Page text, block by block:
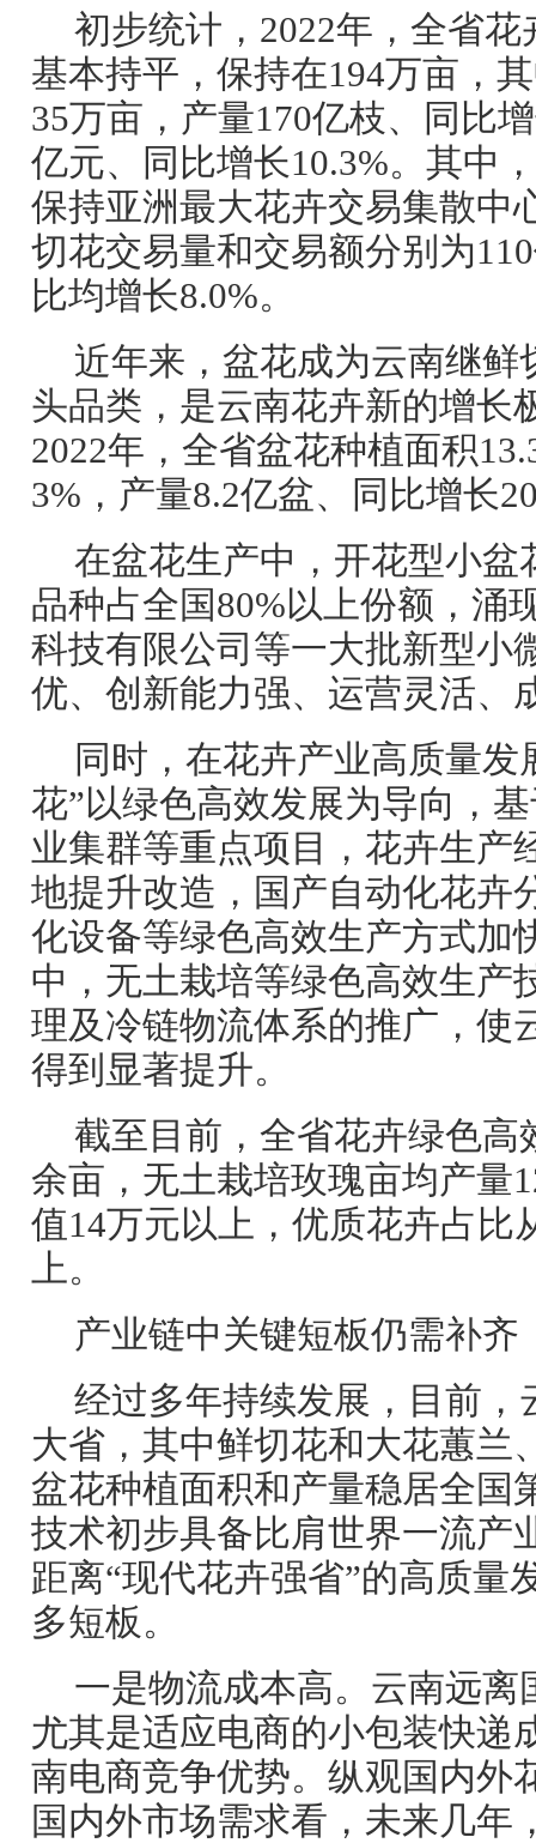
初步统计，2022年，全省
基本持平，保持在194万亩，
35万亩，产量170亿枝、同比
亿元、同比增长10.3%。其中
保持亚洲最大花卉交易集散中
切花交易量和交易额分别为
比均增长8.0%。
近年来，盆花成为云南继鲜
头品类，是云南花卉新的增长
2022年，全省盆花种植面积
3%，产量8.2亿盆、同比增长
在盆花生产中，开花型小盆
品种占全国80%以上份额，涌
科技有限公司等一大批新型小
优、创新能力强、运营灵活、
同时，在花卉产业高质量发
花”以绿色高效发展为导向，
业集群等重点项目，花卉生产
地提升改造，国产自动化花卉
化设备等绿色高效生产方式加
中，无土栽培等绿色高效生产
理及冷链物流体系的推广，使
得到显著提升。
截至目前，全省花卉绿色高
余亩，无土栽培玫瑰亩均产量
值14万元以上，优质花卉占比
上。
产业链中关键短板仍需补齐
经过多年持续发展，目前，
大省，其中鲜切花和大花蕙兰
盆花种植面积和产量稳居全国
技术初步具备比肩世界一流产
距离“现代花卉强省”的高质量
多短板。
一是物流成本高。云南远离
尤其是适应电商的小包装快递
南电商竞争优势。纵观国内外
国内外市场需求看，未来几年